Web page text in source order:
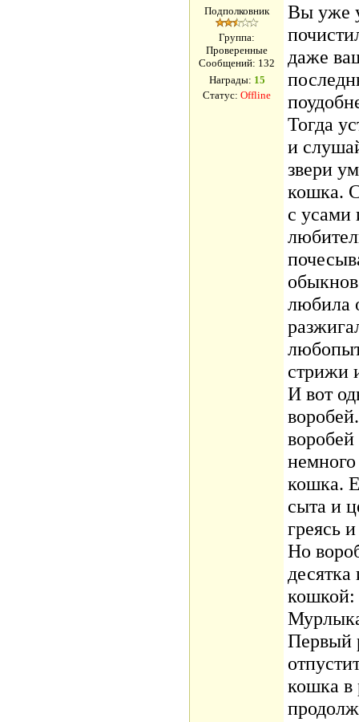
Подполковник
Группа:
Проверенные
Сообщений: 132
Награды: 15
Статус: Offline
Вы уже
даже
Тогда
и
звери
кошка.
с усами
любила
стрижи
И вот
кошка.
сыта и
греясь
Но
кошкой:
Первый
кошка в